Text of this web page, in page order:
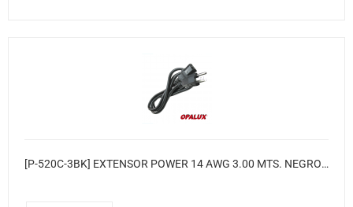
[P-520C-3BK] EXTENSOR POWER 14 AWG 3.00 MTS. NEGRO(GRUESO # 14) COBRE